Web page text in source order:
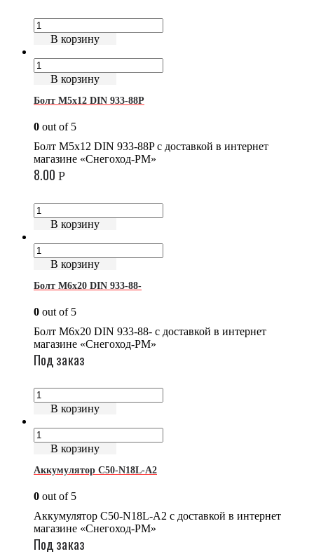
В корзину
В корзину
Болт М5х12 DIN 933-88P
0 out of 5
Болт М5х12 DIN 933-88P с доставкой в интернет
магазине «Снегоход-РМ»
8.00Р
В корзину
В корзину
Болт М6х20 DIN 933-88-
0 out of 5
Болт М6х20 DIN 933-88- с доставкой в интернет
магазине «Снегоход-РМ»
Под заказ
В корзину
В корзину
Аккумулятор C50-N18L-A2
0 out of 5
Аккумулятор C50-N18L-A2 с доставкой в интернет
магазине «Снегоход-РМ»
Под заказ